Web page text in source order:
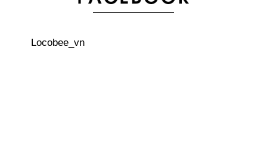
Giới thiệu các quán cà phê thú cưng ở Tokyo
Locobee_vn